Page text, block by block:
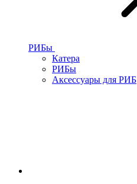
РИБы
Катера
РИБы
Аксессуары для РИБ